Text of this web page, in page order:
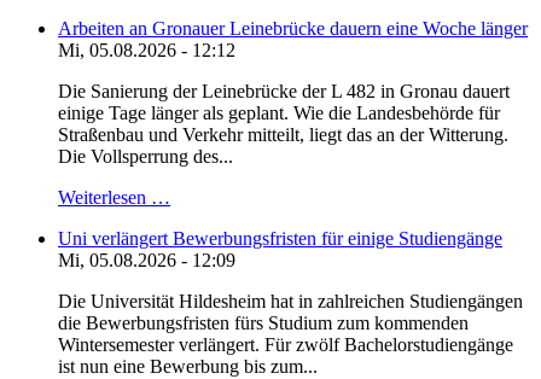
Arbeiten an Gronauer Leinebrücke dauern eine Woche länger
Mi, 05.08.2026 - 12:12
Die Sanierung der Leinebrücke der L 482 in Gronau dauert
einige Tage länger als geplant. Wie die Landesbehörde für
Straßenbau und Verkehr mitteilt, liegt das an der Witterung.
Die Vollsperrung des...
Weiterlesen …
Uni verlängert Bewerbungsfristen für einige Studiengänge
Mi, 05.08.2026 - 12:09
Die Universität Hildesheim hat in zahlreichen Studiengängen
die Bewerbungsfristen fürs Studium zum kommenden
Wintersemester verlängert. Für zwölf Bachelorstudiengänge
ist nun eine Bewerbung bis zum...